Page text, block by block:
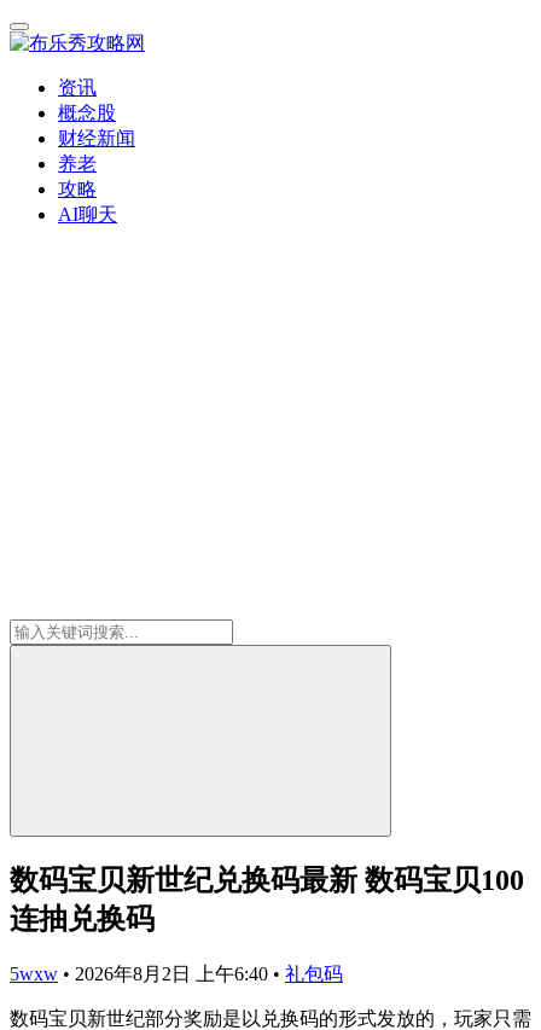
资讯
概念股
财经新闻
养老
攻略
AI聊天
数码宝贝新世纪兑换码最新 数码宝贝100
连抽兑换码
5wxw • 2026年8月2日 上午6:40 • 礼包码
数码宝贝新世纪部分奖励是以兑换码的形式发放的，玩家只需